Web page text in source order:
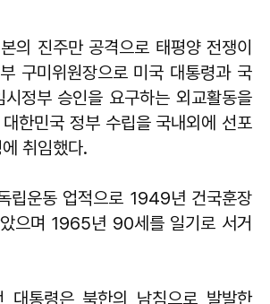
의 진주만 공격으로 태평양 전쟁이
구미위원장으로 미국 대통령과 국
정부 승인을 요구하는 외교활동을
한민국 정부 수립을 국내외에 선포
취임했다.
립운동 업적으로 1949년 건국훈장
으며 1965년 90세를 일기로 서거
대통령은 북한의 남침으로 발발한